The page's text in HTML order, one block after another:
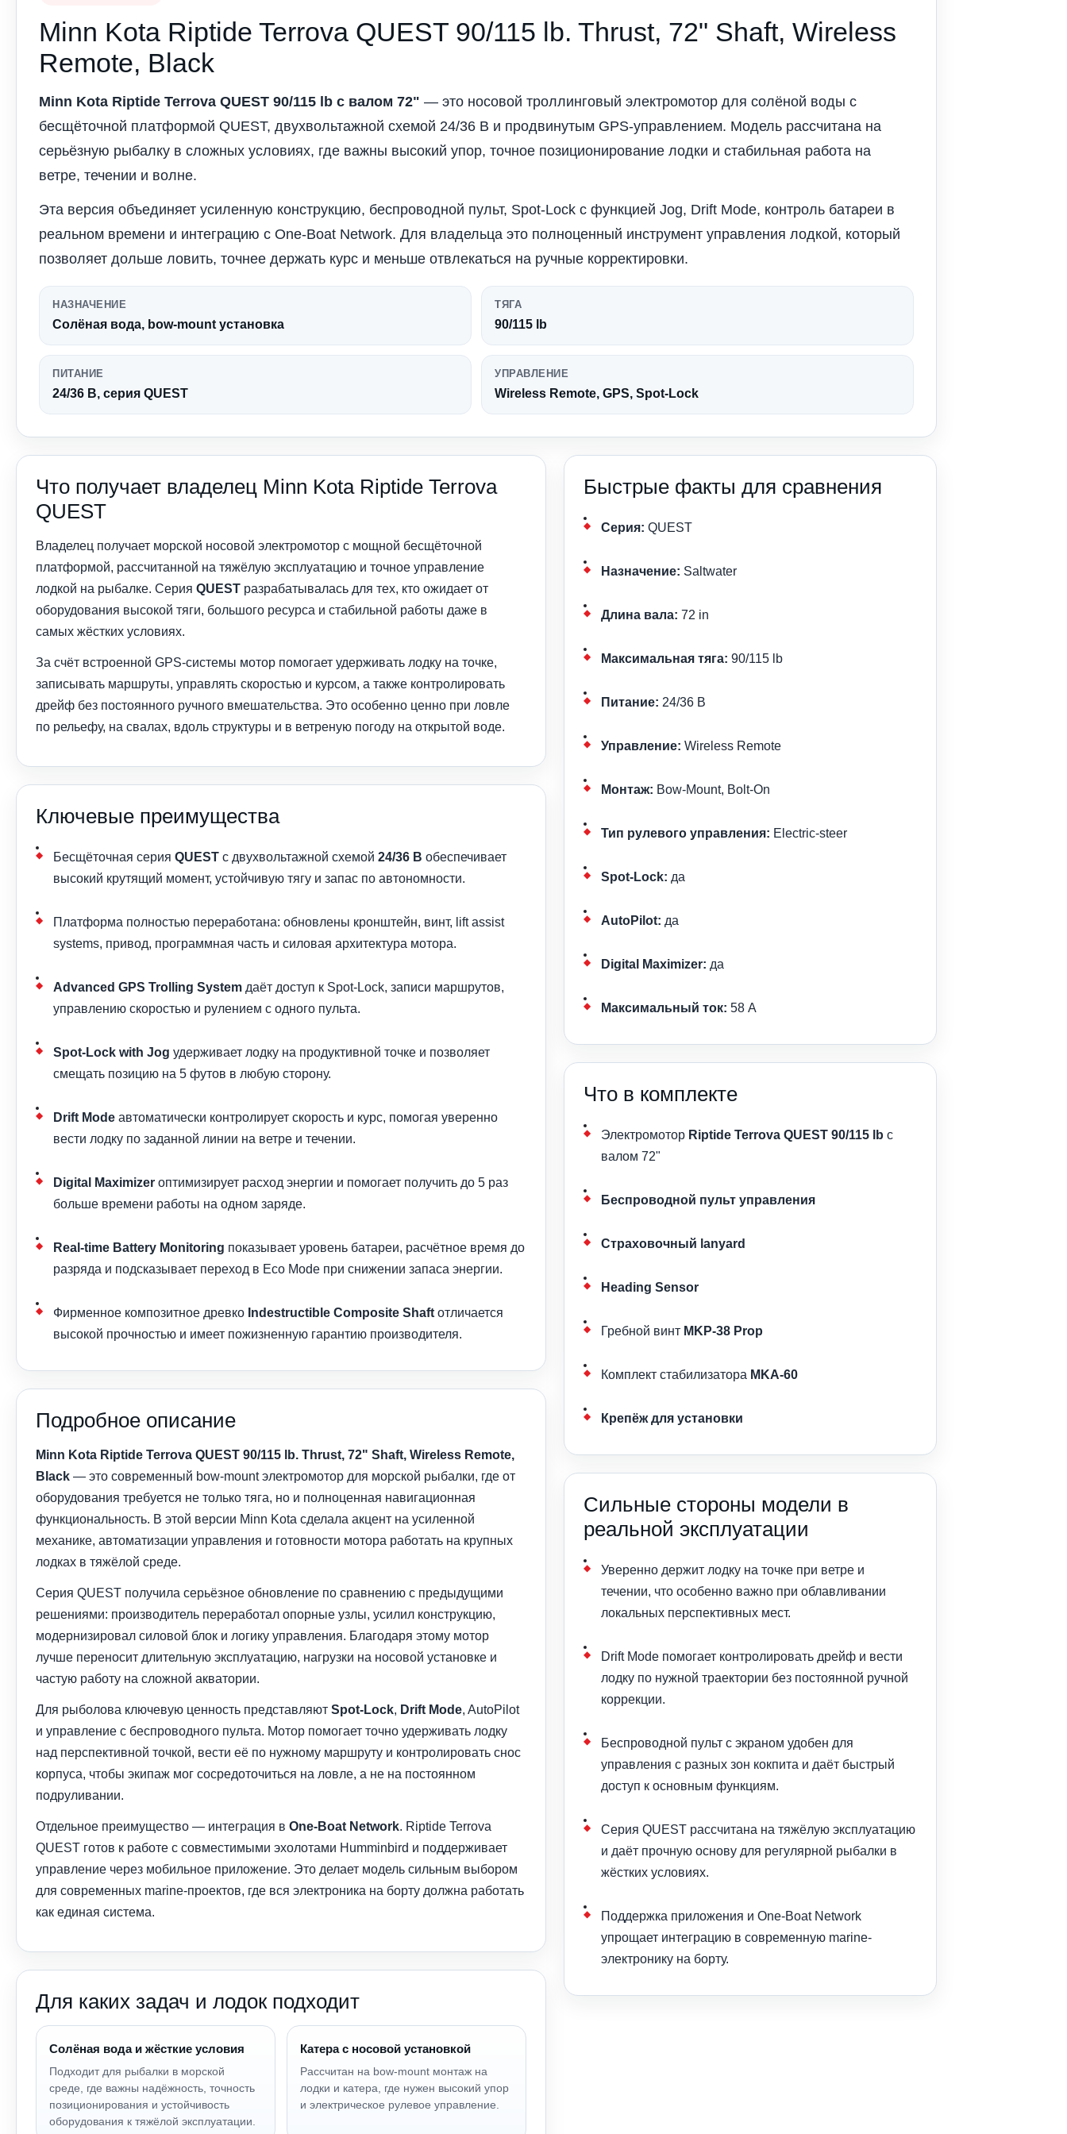
Minn Kota Riptide Terrova QUEST 90/115 lb. Thrust, 72" Shaft, Wireless
Remote, Black
Minn Kota Riptide Terrova QUEST 90/115 lb с валом 72" — это носовой троллинговый электромотор для солёной воды с
бесщёточной платформой QUEST, двухвольтажной схемой 24/36 В и продвинутым GPS-управлением. Модель рассчитана на
серьёзную рыбалку в сложных условиях, где важны высокий упор, точное позиционирование лодки и стабильная работа на
ветре, течении и волне.
Эта версия объединяет усиленную конструкцию, беспроводной пульт, Spot-Lock с функцией Jog, Drift Mode, контроль батареи в
реальном времени и интеграцию с One-Boat Network. Для владельца это полноценный инструмент управления лодкой, который
позволяет дольше ловить, точнее держать курс и меньше отвлекаться на ручные корректировки.
НАЗНАЧЕНИЕ
Солёная вода, bow-mount установка
ТЯГА
90/115 lb
ПИТАНИЕ
24/36 В, серия QUEST
УПРАВЛЕНИЕ
Wireless Remote, GPS, Spot-Lock
Что получает владелец Minn Kota Riptide Terrova
QUEST
Владелец получает морской носовой электромотор с мощной бесщёточной
платформой, рассчитанной на тяжёлую эксплуатацию и точное управление
лодкой на рыбалке. Серия QUEST разрабатывалась для тех, кто ожидает от
оборудования высокой тяги, большого ресурса и стабильной работы даже в
самых жёстких условиях.
За счёт встроенной GPS-системы мотор помогает удерживать лодку на точке,
записывать маршруты, управлять скоростью и курсом, а также контролировать
дрейф без постоянного ручного вмешательства. Это особенно ценно при ловле
по рельефу, на свалах, вдоль структуры и в ветреную погоду на открытой воде.
Ключевые преимущества
Бесщёточная серия QUEST с двухвольтажной схемой 24/36 В обеспечивает
высокий крутящий момент, устойчивую тягу и запас по автономности.
Платформа полностью переработана: обновлены кронштейн, винт, lift assist
systems, привод, программная часть и силовая архитектура мотора.
Advanced GPS Trolling System даёт доступ к Spot-Lock, записи маршрутов,
управлению скоростью и рулением с одного пульта.
Spot-Lock with Jog удерживает лодку на продуктивной точке и позволяет
смещать позицию на 5 футов в любую сторону.
Drift Mode автоматически контролирует скорость и курс, помогая уверенно
вести лодку по заданной линии на ветре и течении.
Digital Maximizer оптимизирует расход энергии и помогает получить до 5 раз
больше времени работы на одном заряде.
Real-time Battery Monitoring показывает уровень батареи, расчётное время до
разряда и подсказывает переход в Eco Mode при снижении запаса энергии.
Фирменное композитное древко Indestructible Composite Shaft отличается
высокой прочностью и имеет пожизненную гарантию производителя.
Подробное описание
Minn Kota Riptide Terrova QUEST 90/115 lb. Thrust, 72" Shaft, Wireless Remote,
Black — это современный bow-mount электромотор для морской рыбалки, где от
оборудования требуется не только тяга, но и полноценная навигационная
функциональность. В этой версии Minn Kota сделала акцент на усиленной
механике, автоматизации управления и готовности мотора работать на крупных
лодках в тяжёлой среде.
Серия QUEST получила серьёзное обновление по сравнению с предыдущими
решениями: производитель переработал опорные узлы, усилил конструкцию,
модернизировал силовой блок и логику управления. Благодаря этому мотор
лучше переносит длительную эксплуатацию, нагрузки на носовой установке и
частую работу на сложной акватории.
Для рыболова ключевую ценность представляют Spot-Lock, Drift Mode, AutoPilot
и управление с беспроводного пульта. Мотор помогает точно удерживать лодку
над перспективной точкой, вести её по нужному маршруту и контролировать снос
корпуса, чтобы экипаж мог сосредоточиться на ловле, а не на постоянном
подруливании.
Отдельное преимущество — интеграция в One-Boat Network. Riptide Terrova
QUEST готов к работе с совместимыми эхолотами Humminbird и поддерживает
управление через мобильное приложение. Это делает модель сильным выбором
для современных marine-проектов, где вся электроника на борту должна работать
как единая система.
Для каких задач и лодок подходит
Солёная вода и жёсткие условия
Подходит для рыбалки в морской
среде, где важны надёжность, точность
позиционирования и устойчивость
оборудования к тяжёлой эксплуатации.
Катера с носовой установкой
Рассчитан на bow-mount монтаж на
лодки и катера, где нужен высокий упор
и электрическое рулевое управление.
Быстрые факты для сравнения
Серия: QUEST
Назначение: Saltwater
Длина вала: 72 in
Максимальная тяга: 90/115 lb
Питание: 24/36 В
Управление: Wireless Remote
Монтаж: Bow-Mount, Bolt-On
Тип рулевого управления: Electric-steer
Spot-Lock: да
AutoPilot: да
Digital Maximizer: да
Максимальный ток: 58 A
Что в комплекте
Электромотор Riptide Terrova QUEST 90/115 lb с
валом 72"
Беспроводной пульт управления
Страховочный lanyard
Heading Sensor
Гребной винт MKP-38 Prop
Комплект стабилизатора MKA-60
Крепёж для установки
Сильные стороны модели в
реальной эксплуатации
Уверенно держит лодку на точке при ветре и
течении, что особенно важно при облавливании
локальных перспективных мест.
Drift Mode помогает контролировать дрейф и вести
лодку по нужной траектории без постоянной ручной
коррекции.
Беспроводной пульт с экраном удобен для
управления с разных зон кокпита и даёт быстрый
доступ к основным функциям.
Серия QUEST рассчитана на тяжёлую эксплуатацию
и даёт прочную основу для регулярной рыбалки в
жёстких условиях.
Поддержка приложения и One-Boat Network
упрощает интеграцию в современную marine-
электронику на борту.